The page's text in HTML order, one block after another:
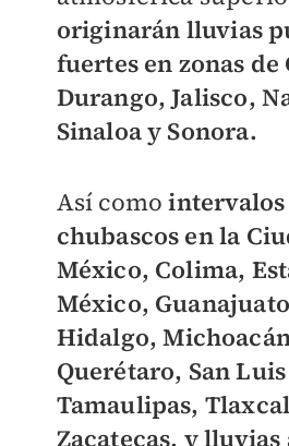
originarán lluvias
fuertes en zonas
Durango, Jalisco,
Sinaloa y Sonora.
Así comointervalos
chubascos en la
México, Colima,
México,
Hidalgo,
Querétaro, San
Tamaulipas,
Zacatecas, y lluvias